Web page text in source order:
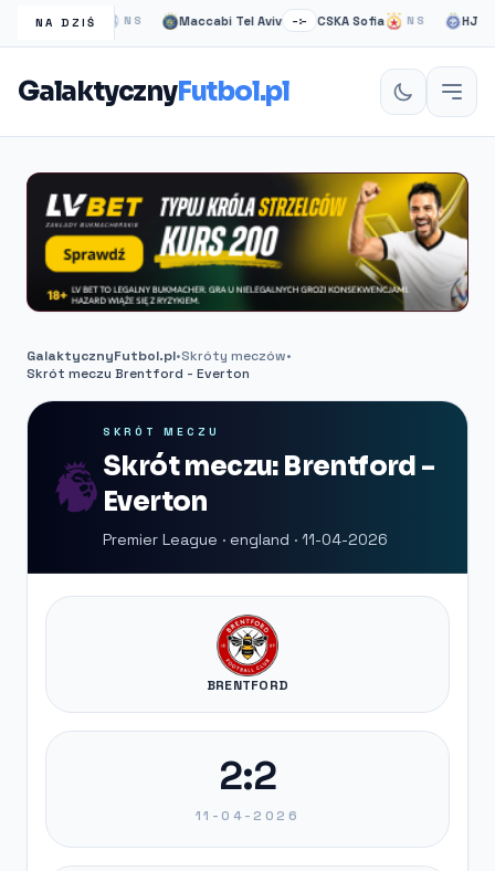
NA DZIŚ
Rangers NS Maccabi Tel Aviv –:– CSKA Sofia NS HJK
GalaktycznyFutbol.pl
GalaktycznyFutbol.pl•Skróty meczów•
Skrót meczu Brentford - Everton
SKRÓT MECZU
Skrót meczu: Brentford -
Everton
Premier League · england · 11-04-2026
BRENTFORD
2:2
11-04-2026